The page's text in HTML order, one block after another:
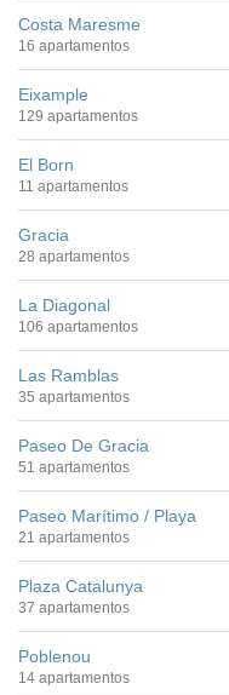
Costa Maresme
16 apartamentos
Eixample
129 apartamentos
El Born
11 apartamentos
Gracia
28 apartamentos
La Diagonal
106 apartamentos
Las Ramblas
35 apartamentos
Paseo De Gracia
51 apartamentos
Paseo Marítimo / Playa
21 apartamentos
Plaza Catalunya
37 apartamentos
Poblenou
14 apartamentos